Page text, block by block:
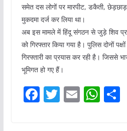
समेत दस लोगों पर मारपीट, डकैती,
मुकदमा दर्ज कर लिया था।
अब इस मामले में हिंदू संगठन से जुड़े शिव
को गिरफ्तार किया गया है। पुलिस दोनों
गिरफ्तारी का प्रयास कर रही है। जिससे
भूमिगत हो गए हैं।
F T E W S